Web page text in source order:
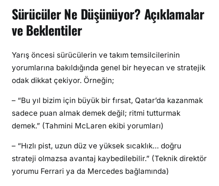
Sürücüler Ne Düşünüyor? Açıklamalar
ve Beklentiler
Yarış öncesi sürücülerin ve takım temsilcilerinin
yorumlarına bakıldığında genel bir heyecan ve stratejik
odak dikkat çekiyor. Örneğin;
– “Bu yıl bizim için büyük bir fırsat, Qatar’da kazanmak
sadece puan almak demek değil; ritmi tutturmak
demek.” (Tahmini McLaren ekibi yorumları)
– “Hızlı pist, uzun düz ve yüksek sıcaklık… doğru
strateji olmazsa avantaj kaybedilebilir.” (Teknik direktör
yorumu Ferrari ya da Mercedes bağlamında)